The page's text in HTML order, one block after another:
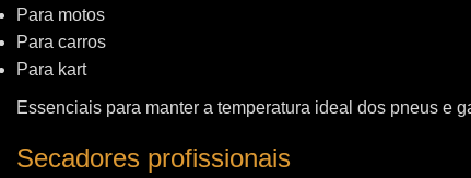
Para motos
Para carros
Para kart
Essenciais para manter a temperatura ideal dos pneus e
Secadores profissionais